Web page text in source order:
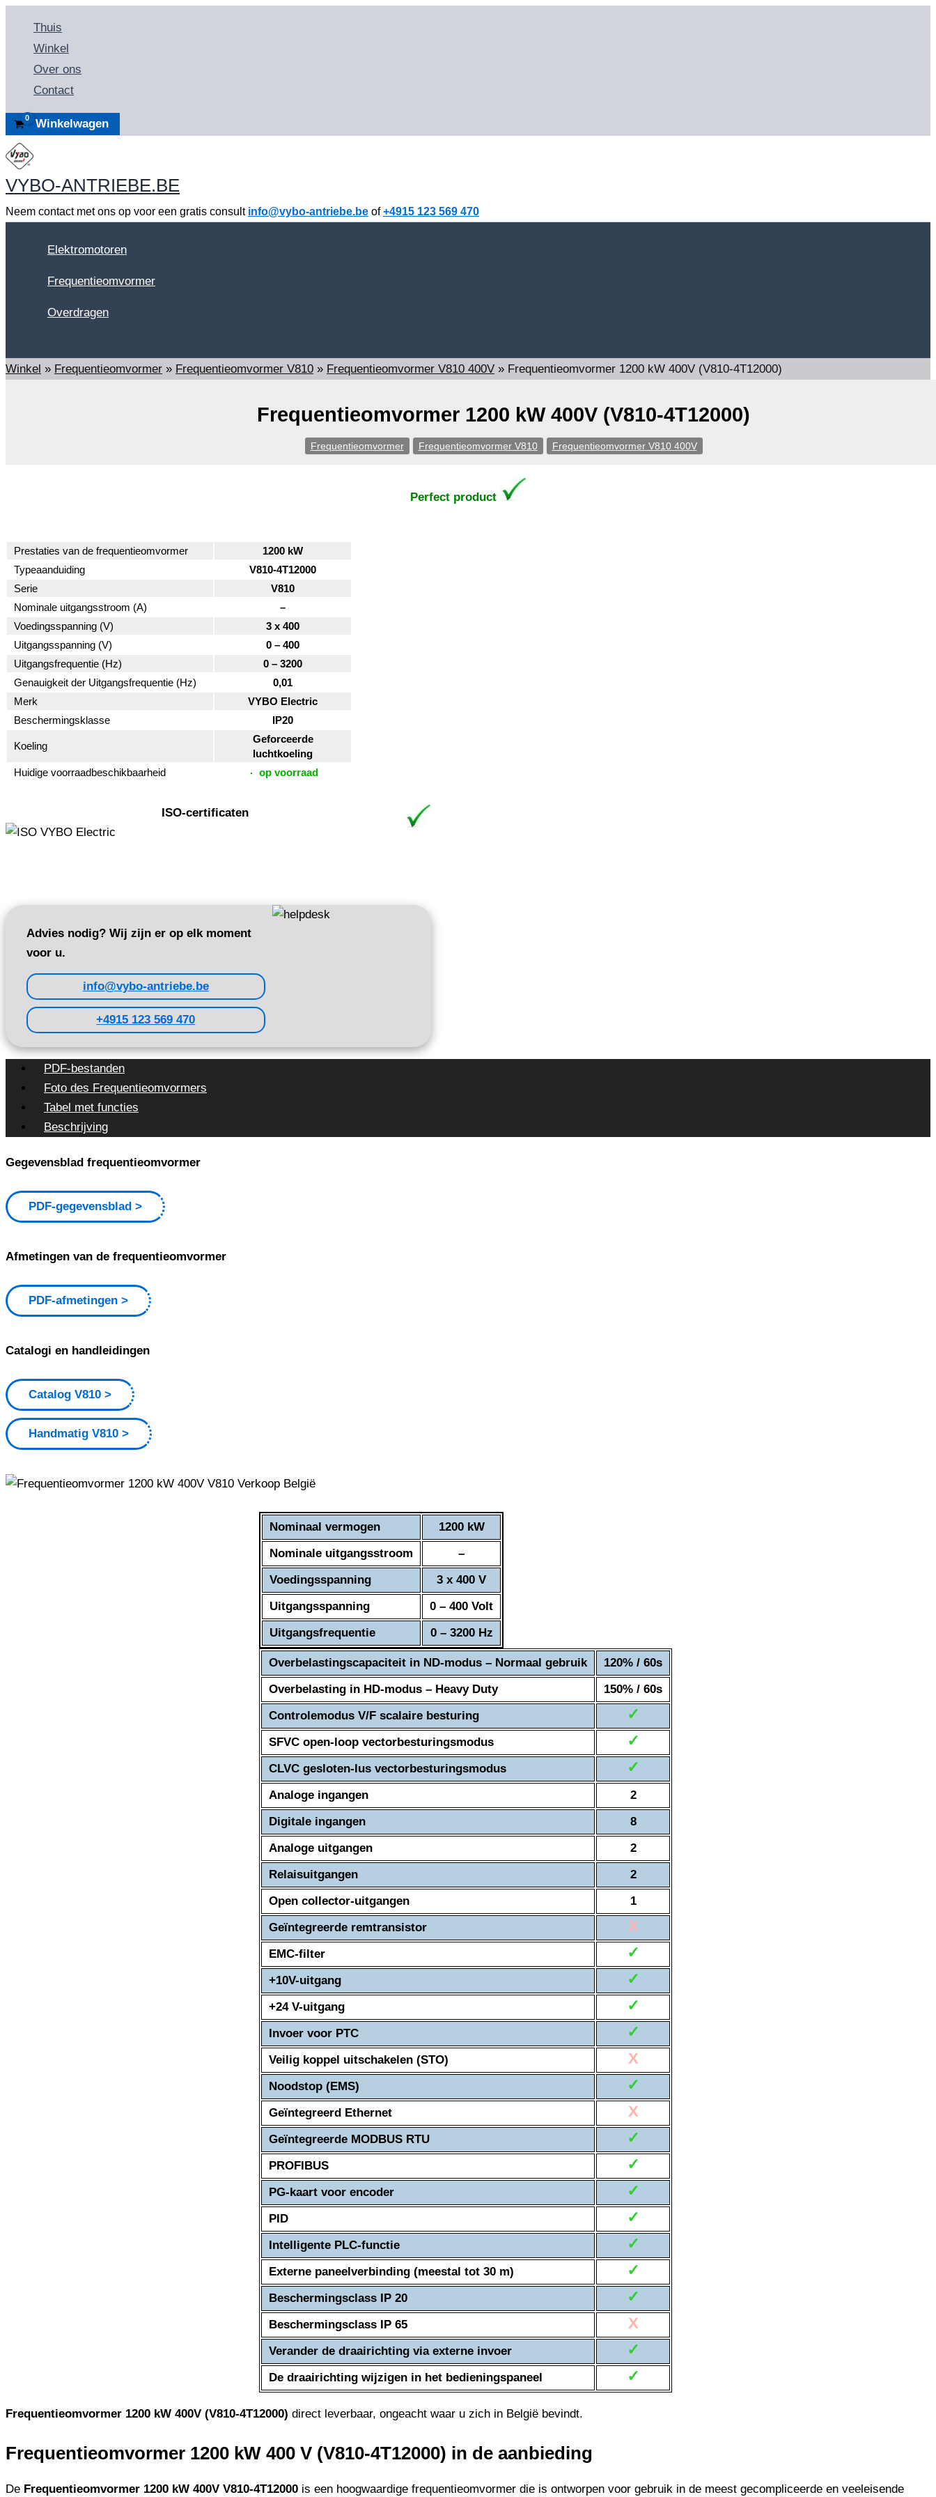
inhoud
Thuis
Winkel
Over ons
Contact
Winkelwagen
VYBO-ANTRIEBE.BE
Neem contact met ons op voor een gratis consult info@vybo-antriebe.be of+4915 123 569 470
Elektromotoren
Frequentieomvormer
Overdragen
Winkel » Frequentieomvormer » Frequentieomvormer V810 » Frequentieomvormer V810 400V » Frequentieomvormer 1200 kW 400V (V810-4T12000)
Frequentieomvormer 1200 kW 400V (V810-4T12000)
Frequentieomvormer Frequentieomvormer V810 Frequentieomvormer V810 400V
Perfect product
Prestaties van de frequentieomvormer
1200 kW
Typeaanduiding
V810-4T12000
Serie
V810
Nominale uitgangsstroom (A)
–
Voedingsspanning (V)
3 x 400
Uitgangsspanning (V)
0 – 400
Uitgangsfrequentie (Hz)
0 – 3200
Genauigkeit der Uitgangsfrequentie (Hz)
0,01
Merk
VYBO Electric
Beschermingsklasse
IP20
Koeling
Geforceerde
luchtkoeling
Huidige voorraadbeschikbaarheid
op voorraad
ISO-certificaten
Advies nodig? Wij zijn er op elk moment
voor u.
info@vybo-antriebe.be
+4915 123 569 470
PDF-bestanden
Foto des Frequentieomvormers
Tabel met functies
Beschrijving
Gegevensblad frequentieomvormer
PDF-gegevensblad
Afmetingen van de frequentieomvormer
PDF-afmetingen
Catalogi en handleidingen
Catalog V810
Handmatig V810
Nominaal vermogen
1200 kW
Nominale uitgangsstroom
–
Voedingsspanning
3 x 400 V
Uitgangsspanning
0 – 400 Volt
Uitgangsfrequentie
0 – 3200 Hz
Overbelastingscapaciteit in ND-modus – Normaal gebruik
120% / 60s
Overbelasting in HD-modus – Heavy Duty
150% / 60s
Controlemodus V/F scalaire besturing
✓
SFVC open-loop vectorbesturingsmodus ✓
CLVC gesloten-lus vectorbesturingsmodus ✓
Analoge ingangen
2
Digitale ingangen
8
Analoge uitgangen
2
Relaisuitgangen
2
Open collector-uitgangen
1
Geïntegreerde remtransistor
X
EMC-filter ✓
+10V-uitgang ✓
+24 V-uitgang ✓
Invoer voor PTC ✓
Veilig koppel uitschakelen (STO) X
Noodstop (EMS) ✓
Geïntegreerd Ethernet X
Geïntegreerde MODBUS RTU ✓
PROFIBUS ✓
PG-kaart voor encoder ✓
PID ✓
Intelligente PLC-functie ✓
Externe paneelverbinding (meestal tot 30 m) ✓
Beschermingsclass IP 20 ✓
Beschermingsclass IP 65 X
Verander de draairichting via externe invoer ✓
De draairichting wijzigen in het bedieningspaneel ✓
Frequentieomvormer 1200 kW 400V (V810-4T12000) direct leverbaar, ongeacht waar u zich in België bevindt.
Frequentieomvormer 1200 kW 400 V (V810-4T12000) in de aanbieding
De Frequentieomvormer 1200 kW 400V V810-4T12000 is een hoogwaardige frequentieomvormer die is ontworpen voor gebruik in de meest gecompliceerde en veeleisende